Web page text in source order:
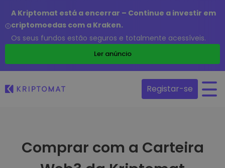
A Kriptomat está a encerrar – Continue a investir em
criptomoedas com a Kraken.
Os seus fundos estão seguros e totalmente acessíveis.
Ler anúncio
Registar-se
Comprar com a Carteira